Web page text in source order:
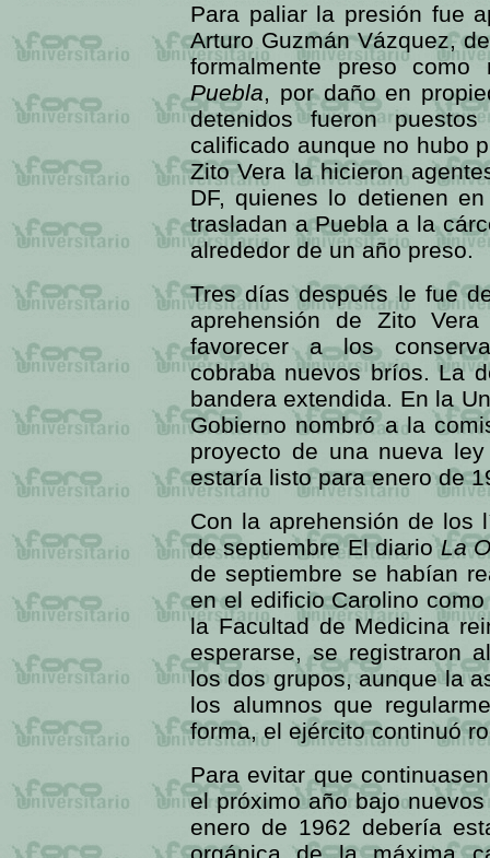
Para paliar la presión fue
Arturo Guzmán Vázquez,
formalmente preso
Puebla, por daño en
detenidos fueron
calificado aunque no hubo
Zito Vera la hicieron
DF, quienes lo detienen
trasladan a Puebla a la
alrededor de un año preso.
Tres días después le fue
aprehensión de Zito
favorecer a los
cobraba nuevos bríos. La
bandera extendida. En la
Gobierno nombró a la
proyecto de una nueva
estaría listo para enero de
Con la aprehensión de los
de septiembre El diarioLa
de septiembre se habían
en el edificio Carolino
la Facultad de Medicina
esperarse, se registraron
los dos grupos, aunque la
los alumnos que
forma, el ejército continuó
Para evitar que
el próximo año bajo
enero de 1962 debería